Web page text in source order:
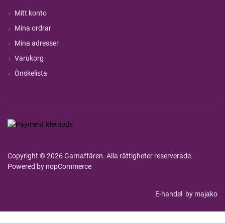
Mitt konto
Mina ordrar
Mina adresser
Varukorg
Önskelista
Copyright © 2026 Garnaffären. Alla rättigheter reserverade.
Powered by nopCommerce
E-handel by majako